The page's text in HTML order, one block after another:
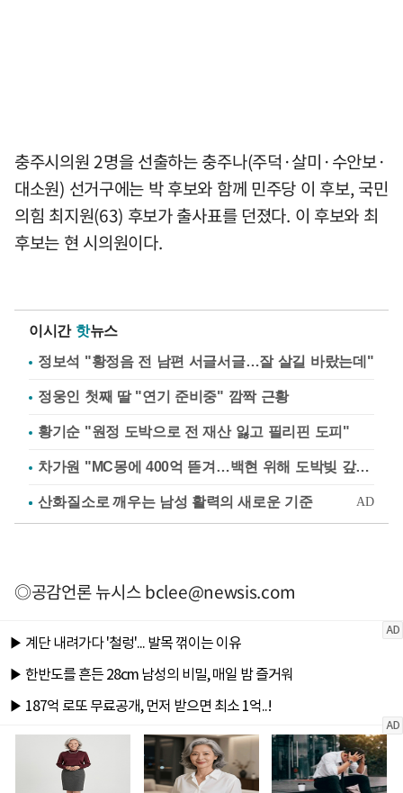
충주시의원 2명을 선출하는 충주나(주덕·살미·수안보·
대소원) 선거구에는 박 후보와 함께 민주당 이 후보, 국민
의힘 최지원(63) 후보가 출사표를 던졌다. 이 후보와 최
후보는 현 시의원이다.
이시간 핫뉴스
정보석 "황정음 전 남편 서글서글…잘 살길 바랐는데"
정웅인 첫째 딸 "연기 준비중" 깜짝 근황
황기순 "원정 도박으로 전 재산 잃고 필리핀 도피"
차가원 "MC몽에 400억 뜯겨…백현 위해 도박빚 갚아줘"
◎공감언론 뉴시스bclee@newsis.com